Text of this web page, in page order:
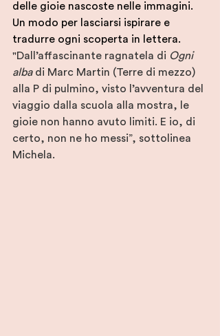
delle gioie nascoste nelle immagini.
Un modo per lasciarsi ispirare e
tradurre ogni scoperta in lettera.
"Dall’affascinante ragnatela di Ogni
alba di Marc Martin (Terre di mezzo)
alla P di pulmino, visto l’avventura del
viaggio dalla scuola alla mostra, le
gioie non hanno avuto limiti. E io, di
certo, non ne ho messi”, sottolinea
Michela.